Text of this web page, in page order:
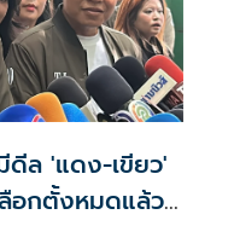
ดีล 'แดง-เขียว'